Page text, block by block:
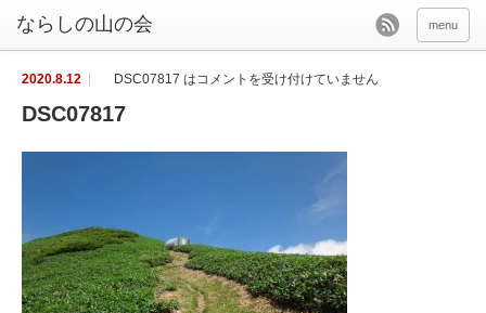
menu
2020.8.12 DSC07817 はコメントを受け付けていません
DSC07817